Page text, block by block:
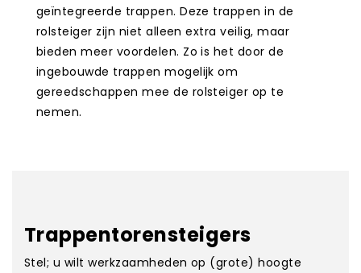
geïntegreerde trappen. Deze trappen in de
rolsteiger zijn niet alleen extra veilig, maar
bieden meer voordelen. Zo is het door de
ingebouwde trappen mogelijk om
gereedschappen mee de rolsteiger op te
nemen.
Trappentorensteigers
Stel; u wilt werkzaamheden op (grote) hoogte